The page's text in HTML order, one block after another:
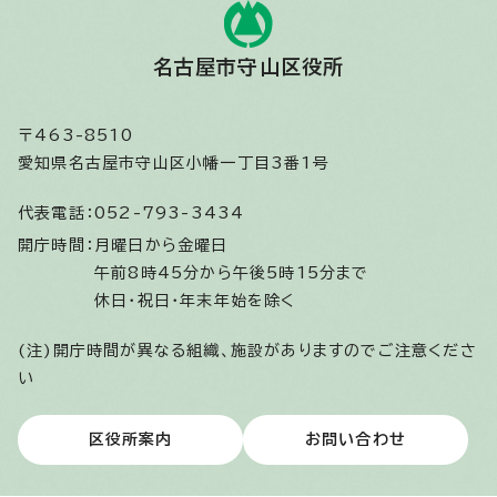
名古屋市守山区役所
〒463-8510
愛知県名古屋市守山区小幡一丁目3番1号
代表電話： 052-793-3434
開庁時間： 月曜日から金曜日
午前8時45分から午後5時15分まで
休日・祝日・年末年始を除く
(注)開庁時間が異なる組織、施設がありますのでご注意くださ
い
区役所案内 お問い合わせ